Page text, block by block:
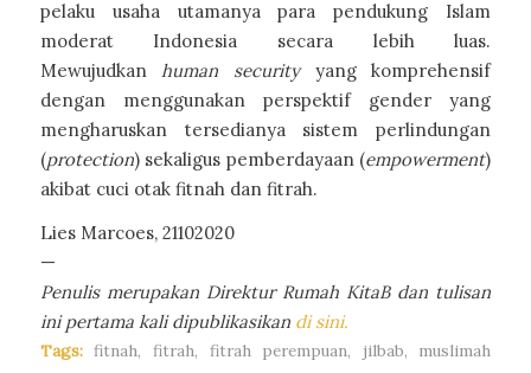
pelaku usaha utamanya para pendukung Islam
moderat Indonesia secara lebih luas.
Mewujudkan human securityyang komprehensif
dengan menggunakan perspektif gender yang
mengharuskan tersedianya sistem perlindungan
(protection) sekaligus pemberdayaan (empowerment)
akibat cuci otak fitnah dan fitrah.
Lies Marcoes, 21102020
—
Penulis merupakan Direktur Rumah KitaB dan tulisan
ini pertama kali dipublikasikan di sini.
Tags: fitnah, fitrah, fitrah perempuan, jilbab, muslimah